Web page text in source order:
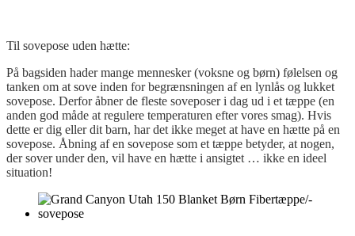
Til sovepose uden hætte:
På bagsiden hader mange mennesker (voksne og børn) følelsen og
tanken om at sove inden for begrænsningen af ​​en lynlås og lukket
sovepose. Derfor åbner de fleste soveposer i dag ud i et tæppe (en
anden god måde at regulere temperaturen efter vores smag). Hvis
dette er dig eller dit barn, har det ikke meget at have en hætte på en
sovepose. Åbning af en sovepose som et tæppe betyder, at nogen,
der sover under den, vil have en hætte i ansigtet … ikke en ideel
situation!